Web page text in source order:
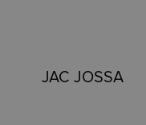
JAC JOSSA